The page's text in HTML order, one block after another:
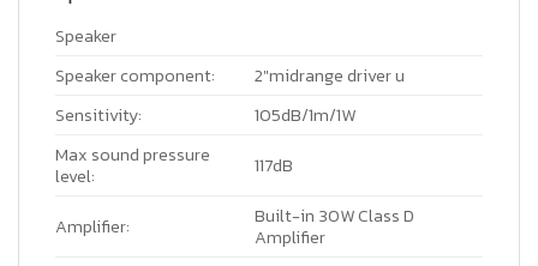
Speaker
Speaker component:
2″midrange driver u
Sensitivity:
105dB/1m/1W
Max sound pressure
level:
117dB
Amplifier:
Built-in 30W Class D
Amplifier